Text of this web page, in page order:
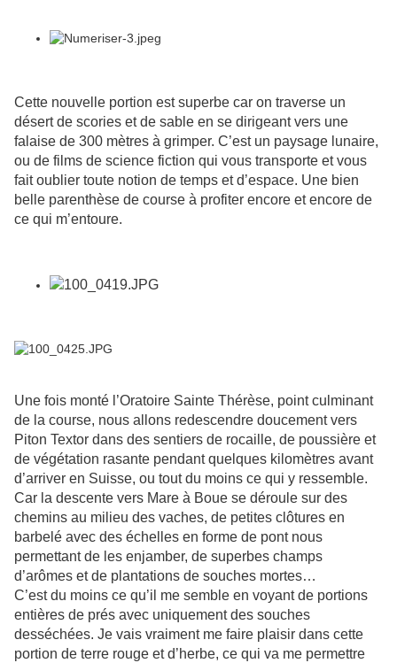
Cette nouvelle portion est superbe car on traverse un
désert de scories et de sable en se dirigeant vers une
falaise de 300 mètres à grimper. C’est un paysage lunaire,
ou de films de science fiction qui vous transporte et vous
fait oublier toute notion de temps et d’espace. Une bien
belle parenthèse de course à profiter encore et encore de
ce qui m’entoure.
Une fois monté l’Oratoire Sainte Thérèse, point culminant
de la course, nous allons redescendre doucement vers
Piton Textor dans des sentiers de rocaille, de poussière et
de végétation rasante pendant quelques kilomètres avant
d’arriver en Suisse, ou tout du moins ce qui y ressemble.
Car la descente vers Mare à Boue se déroule sur des
chemins au milieu des vaches, de petites clôtures en
barbelé avec des échelles en forme de pont nous
permettant de les enjamber, de superbes champs
d’arômes et de plantations de souches mortes…
C’est du moins ce qu’il me semble en voyant de portions
entières de prés avec uniquement des souches
desséchées. Je vais vraiment me faire plaisir dans cette
portion de terre rouge et d’herbe, ce qui va me permettre